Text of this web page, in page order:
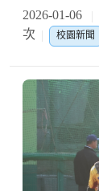
2026-01-06
次
校園新聞